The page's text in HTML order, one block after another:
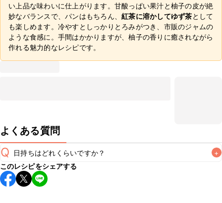
い上品な味わいに仕上がります。甘酸っぱい果汁と柚子の皮が絶
妙なバランスで、パンはもちろん、 紅茶に溶かしてゆず茶として
も楽しめます。冷やすとしっかりとろみがつき、市販のジャムの
ような食感に。手間はかかりますが、柚子の香りに癒されながら
作れる魅力的なレシピです。
よくある質問
Q 日持ちはどれくらいですか？ +
保存期間は冷蔵で1週間が目安です。なるべくお早めにお召し
上がりください。
このレシピをシェアする